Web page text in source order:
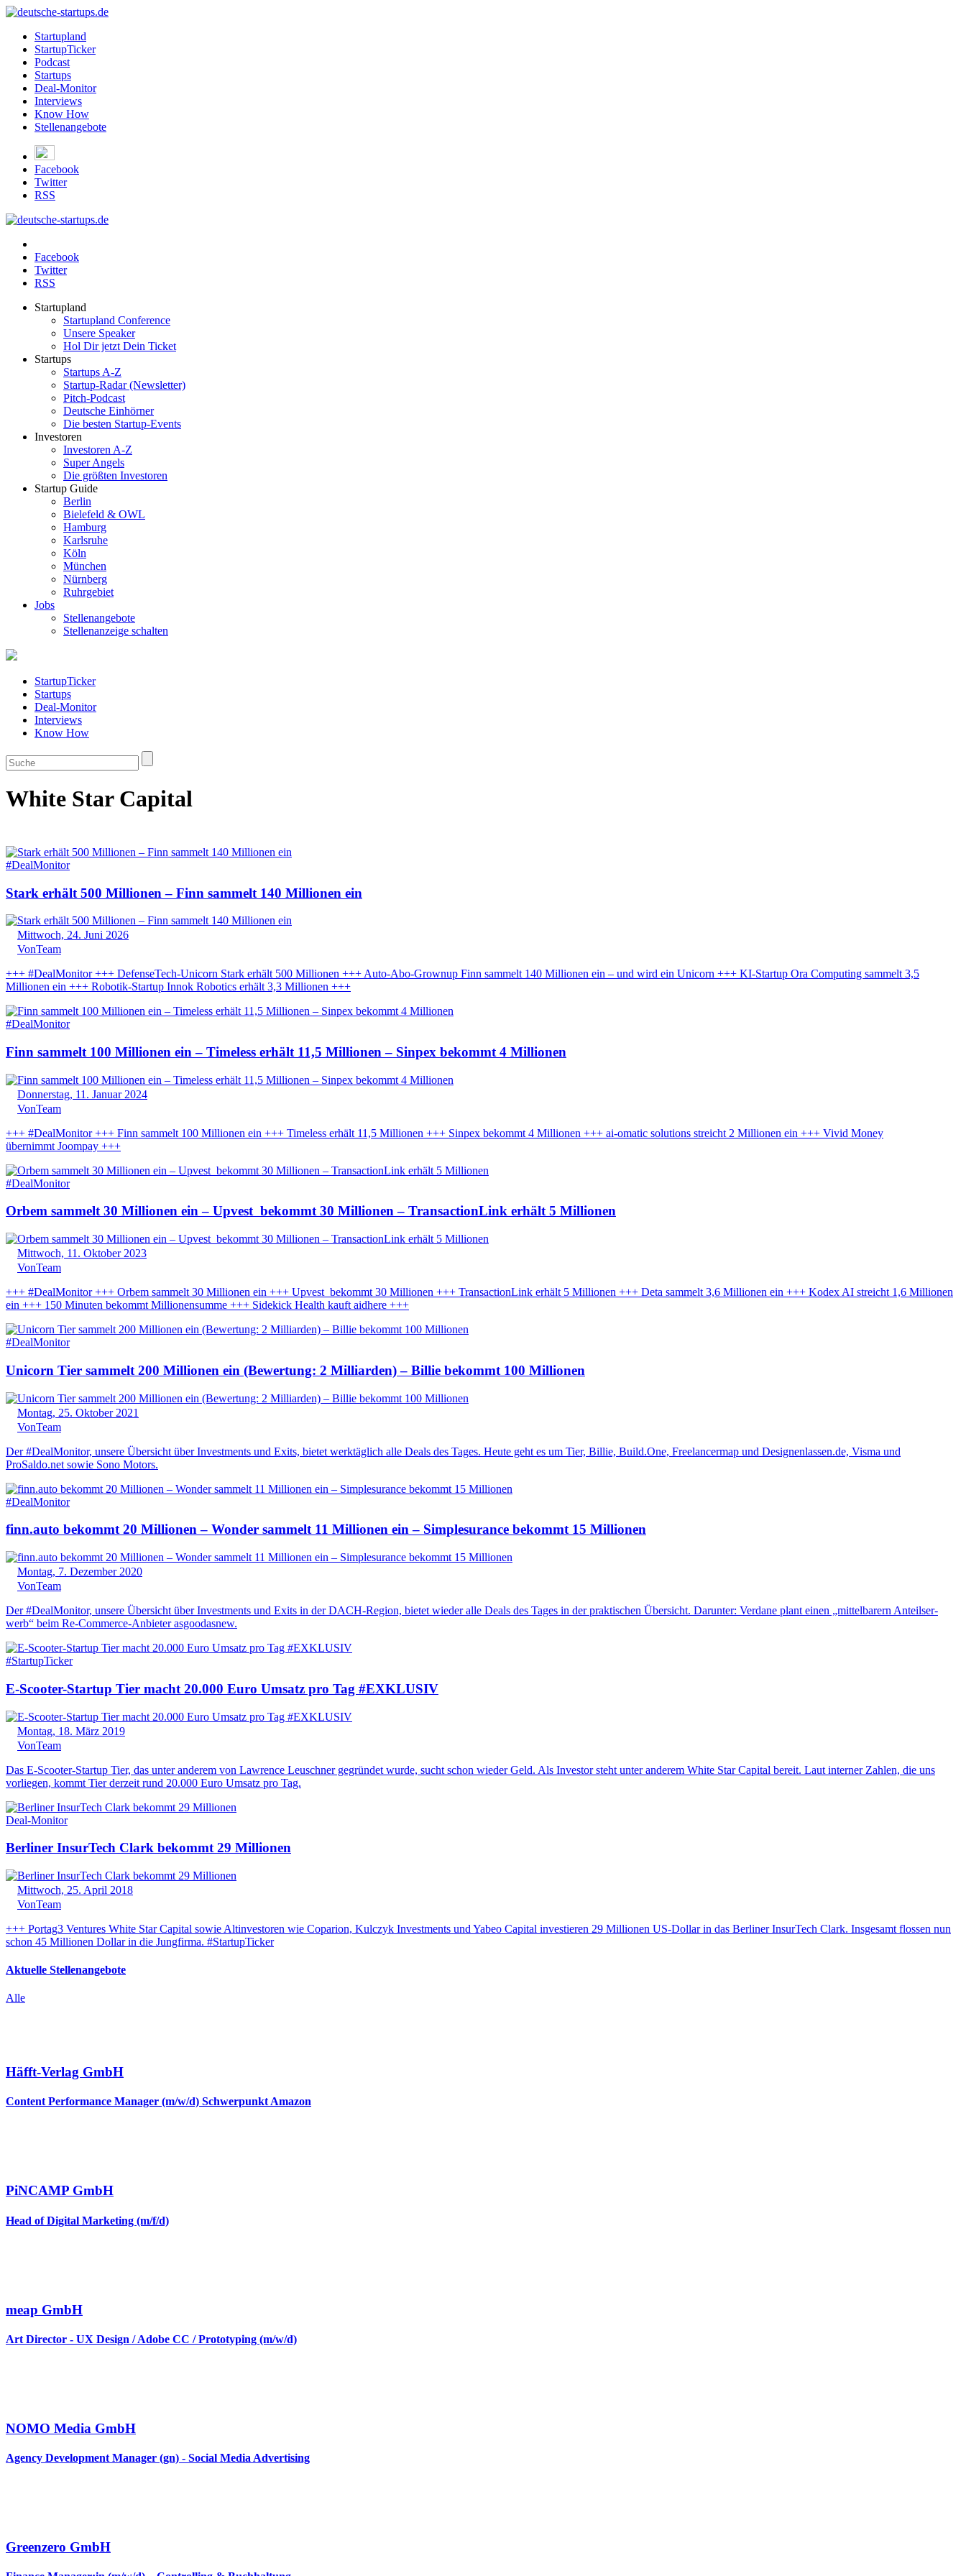
Startupland
StartupTicker
Podcast
Startups
Deal-Monitor
Interviews
Know How
Stellenangebote
Facebook
Twitter
RSS
Facebook
Twitter
RSS
Startupland
Startupland Conference
Unsere Speaker
Hol Dir jetzt Dein Ticket
Startups
Startups A-Z
Startup-Radar (Newsletter)
Pitch-Podcast
Deutsche Einhörner
Die besten Startup-Events
Investoren
Investoren A-Z
Super Angels
Die größten Investoren
Startup Guide
Berlin
Bielefeld & OWL
Hamburg
Karlsruhe
Köln
München
Nürnberg
Ruhrgebiet
Jobs
Stellenangebote
Stellenanzeige schalten
StartupTicker
Startups
Deal-Monitor
Interviews
Know How
White Star Capital
#DealMonitor
Stark erhält 500 Millionen – Finn sammelt 140 Millionen ein
Mittwoch, 24. Juni 2026
VonTeam
+++ #DealMonitor +++ DefenseTech-Unicorn Stark erhält 500 Millionen +++ Auto-Abo-Grownup Finn sammelt 140 Millionen ein – und wird ein Unicorn +++ KI-Startup Ora Computing sammelt 3,5
Millionen ein +++ Robotik-Startup Innok Robotics erhält 3,3 Millionen +++
#DealMonitor
Finn sammelt 100 Millionen ein – Timeless erhält 11,5 Millionen – Sinpex bekommt 4 Millionen
Donnerstag, 11. Januar 2024
VonTeam
+++ #DealMonitor +++ Finn sammelt 100 Millionen ein +++ Timeless erhält 11,5 Millionen +++ Sinpex bekommt 4 Millionen +++ ai-omatic solutions streicht 2 Millionen ein +++ Vivid Money
übernimmt Joompay +++
#DealMonitor
Orbem sammelt 30 Millionen ein – Upvest bekommt 30 Millionen – TransactionLink erhält 5 Millionen
Mittwoch, 11. Oktober 2023
VonTeam
+++ #DealMonitor +++ Orbem sammelt 30 Millionen ein +++ Upvest bekommt 30 Millionen +++ TransactionLink erhält 5 Millionen +++ Deta sammelt 3,6 Millionen ein +++ Kodex AI streicht 1,6 Millionen
ein +++ 150 Minuten bekommt Millionensumme +++ Sidekick Health kauft aidhere +++
#DealMonitor
Unicorn Tier sammelt 200 Millionen ein (Bewertung: 2 Milliarden) – Billie bekommt 100 Millionen
Montag, 25. Oktober 2021
VonTeam
Der #DealMonitor, unsere Übersicht über Investments und Exits, bietet werktäglich alle Deals des Tages. Heute geht es um Tier, Billie, Build.One, Freelancermap und Designenlassen.de, Visma und
ProSaldo.net sowie Sono Motors.
#DealMonitor
finn.auto bekommt 20 Millionen – Wonder sammelt 11 Millionen ein – Simplesurance bekommt 15 Millionen
Montag, 7. Dezember 2020
VonTeam
Der #DealMonitor, unsere Übersicht über Investments und Exits in der DACH-Region, bietet wieder alle Deals des Tages in der praktischen Übersicht. Darunter: Verdane plant einen „mit­tel­ba­rern An­teil­s­er­
werb“ beim Re-Commerce-Anbieter asgoodasnew.
#StartupTicker
E-Scooter-Startup Tier macht 20.000 Euro Umsatz pro Tag #EXKLUSIV
Montag, 18. März 2019
VonTeam
Das E-Scooter-Startup Tier, das unter anderem von Lawrence Leuschner gegründet wurde, sucht schon wieder Geld. Als Investor steht unter anderem White Star Capital bereit. Laut interner Zahlen, die uns
vorliegen, kommt Tier derzeit rund 20.000 Euro Umsatz pro Tag.
Deal-Monitor
Berliner InsurTech Clark bekommt 29 Millionen
Mittwoch, 25. April 2018
VonTeam
+++ Portag3 Ventures White Star Capital sowie Altinvestoren wie Coparion, Kulczyk Investments und Yabeo Capital investieren 29 Millionen US-Dollar in das Berliner InsurTech Clark. Insgesamt flossen nun
schon 45 Millionen Dollar in die Jungfirma. #StartupTicker
Aktuelle Stellenangebote
Alle
Häfft-Verlag GmbH
Content Performance Manager (m/w/d) Schwerpunkt Amazon
PiNCAMP GmbH
Head of Digital Marketing (m/f/d)
meap GmbH
Art Director - UX Design / Adobe CC / Prototyping (m/w/d)
NOMO Media GmbH
Agency Development Manager (gn) - Social Media Advertising
Greenzero GmbH